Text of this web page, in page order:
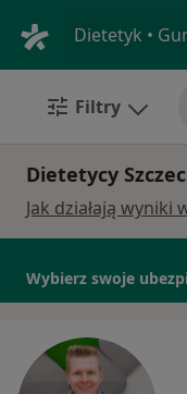
Filtry
Dietetycy
Jak działają wyniki
Wybierz swoje